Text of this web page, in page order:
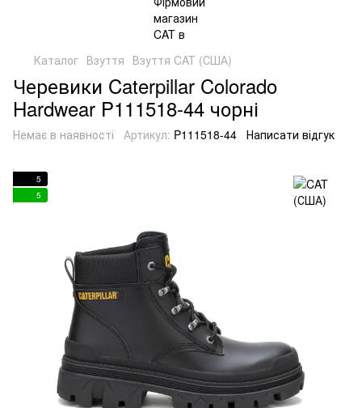
Каталог Взуття Взуття CAT (США)
Черевики Caterpillar Colorado
Hardwear P111518-44 чорні
Немає в наявності Артикул: P111518-44 Написати відгук
5
5